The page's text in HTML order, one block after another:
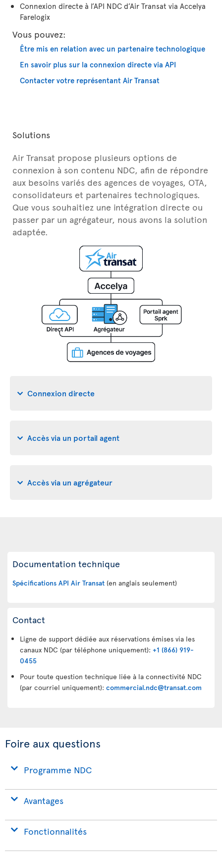
Connexion directe à l’API NDC d’Air Transat via Accelya
Farelogix
Vous pouvez:
Être mis en relation avec un partenaire technologique
En savoir plus sur la connexion directe via API
Contacter votre représentant Air Transat
Solutions
Air Transat propose plusieurs options de
connexion à son contenu NDC, afin de répondre
aux besoins variés des agences de voyages, OTA,
consolidateurs et partenaires technologiques.
Que vous souhaitiez une intégration directe ou
passer par un agrégateur, nous avons la solution
adaptée.
Connexion directe
Accès via un portail agent
Accès via un agrégateur
Documentation technique
Spécifications API Air Transat (en anglais seulement)
Contact
Ligne de support dédiée aux réservations émises via les
canaux NDC (par téléphone uniquement): +1 (866) 919-
0455
Pour toute question technique liée à la connectivité NDC
(par courriel uniquement): commercial.ndc@transat.com
Foire aux questions
Programme NDC
Avantages
Fonctionnalités